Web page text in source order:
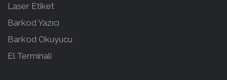
Laser Etiket
Barkod Yazıcı
Barkod Okuyucu
El Terminali